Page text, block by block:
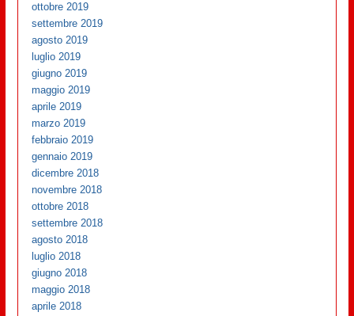
ottobre 2019
settembre 2019
agosto 2019
luglio 2019
giugno 2019
maggio 2019
aprile 2019
marzo 2019
febbraio 2019
gennaio 2019
dicembre 2018
novembre 2018
ottobre 2018
settembre 2018
agosto 2018
luglio 2018
giugno 2018
maggio 2018
aprile 2018